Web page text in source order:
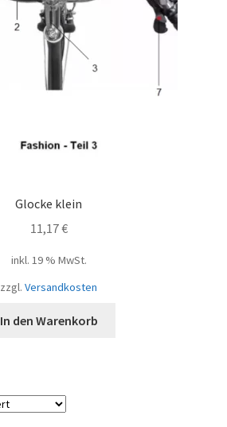
Glocke klein
11,17€
inkl. 19 % MwSt.
zzgl. Versandkosten
In den Warenkorb